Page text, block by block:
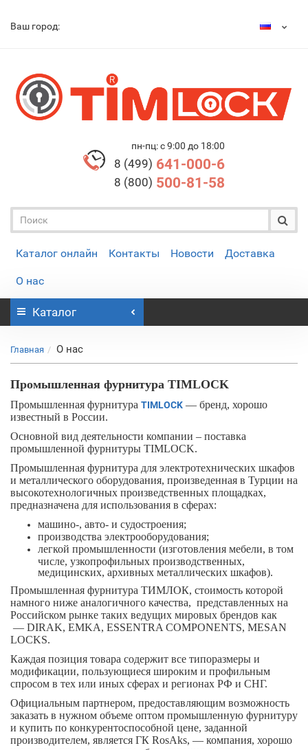
Ваш город:
пн-пц: с 9:00 до 18:00
8 (499) 641-000-6
8 (800) 500-81-58
Каталог онлайн Контакты Новости Доставка
О нас
Каталог
Главная О нас
Промышленная фурнитура TIMLOCK
Промышленная фурнитура TIMLOCK — бренд, хорошо
известный в России.
Основной вид деятельности компании – поставка
промышленной фурнитуры TIMLOCK.
Промышленная фурнитура для электротехнических шкафов
и металлического оборудования, произведенная в Турции на
высокотехнологичных произведственных площадках,
предназначена для использования в сферах:
машино-, авто- и судостроения;
производства электрооборудования;
легкой промышленности (изготовления мебели, в том
числе, узкопрофильных производственных,
медицинских, архивных металлических шкафов).
Промышленная фурнитура ТИМЛОК, стоимость которой
намного ниже аналогичного качества, представленных на
Российском рынке таких ведущих мировых брендов как
— DIRAK, EMKA, ESSENTRA COMPONENTS, MESAN
LOCKS.
Каждая позиция товара содержит все типоразмеры и
модификации, пользующиеся широким и профильным
спросом в тех или иных сферах и регионах РФ и СНГ.
Официальным партнером, предоставляющим возможность
заказать в нужном объеме оптом промышленную фурнитуру
и купить по конкурентоспособной цене, заданной
производителем, является ГК RosAks, — компания, хорошо